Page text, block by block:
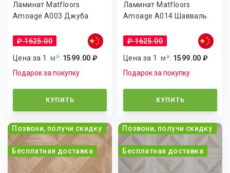
Ламинат Matfloors
Amoage А003 Джуба
₽ 1625.00
Цена за 1м²: 1599.00 ₽
Подарок за покупку
КУПИТЬ
Ламинат Matfloors
Amoage А014 Шавваль
₽ 1625.00
Цена за 1м²: 1599.00 ₽
Подарок за покупку
КУПИТЬ
Позвони, получи скидку
Бесплатная доставка
Позвони, получи скидку
Бесплатная доставка